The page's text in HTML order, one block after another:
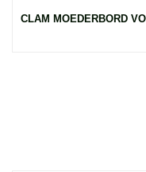
CLAM MOEDERBORD